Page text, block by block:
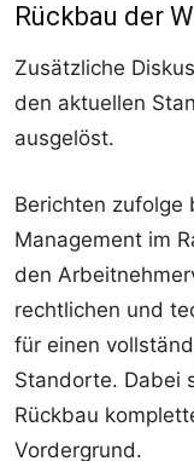
Rückbau der
Zusätzliche
den aktuellen
ausgelöst.
Berichten zufolge
Management im
den
rechtlichen und
für einen
Standorte. Dabei
Rückbau
Vordergrund.